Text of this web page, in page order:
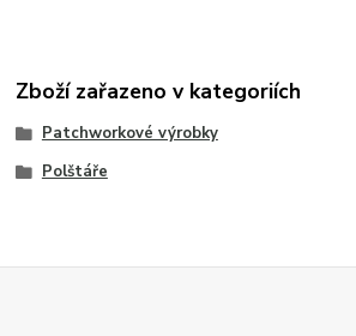
Zboží zařazeno v kategoriích
Patchworkové výrobky
Polštáře